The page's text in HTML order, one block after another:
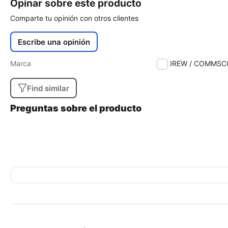
Opinar sobre este producto
Comparte tu opinión con otros clientes
Escribe una opinión
Marca ANDREW /
Find similar
Preguntas sobre el producto